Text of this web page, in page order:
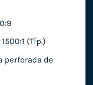
1500:1 (Típ.)
perforada de